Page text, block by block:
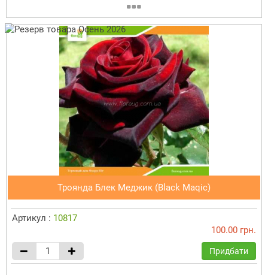
Троянда Блек Меджик (Black Maqic)
Артикул : 10817
100.00 грн.
Придбати